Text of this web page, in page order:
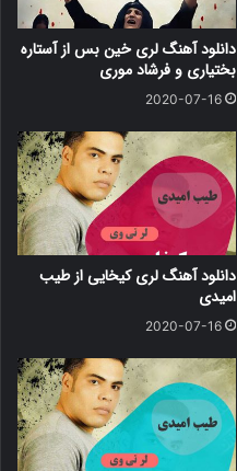
دانلود آهنگ لری خین بس از آستاره
بختیاری و فرشاد موری
2020-07-16
دانلود آهنگ لری کیخایی از طیب
امیدی
2020-07-16